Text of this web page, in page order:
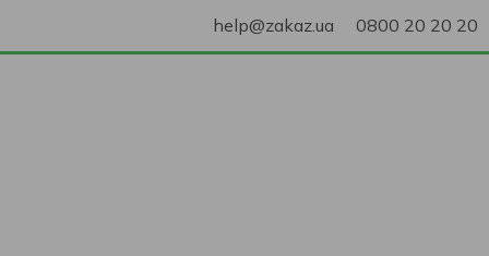
help@zakaz.ua 0800 20 20 20